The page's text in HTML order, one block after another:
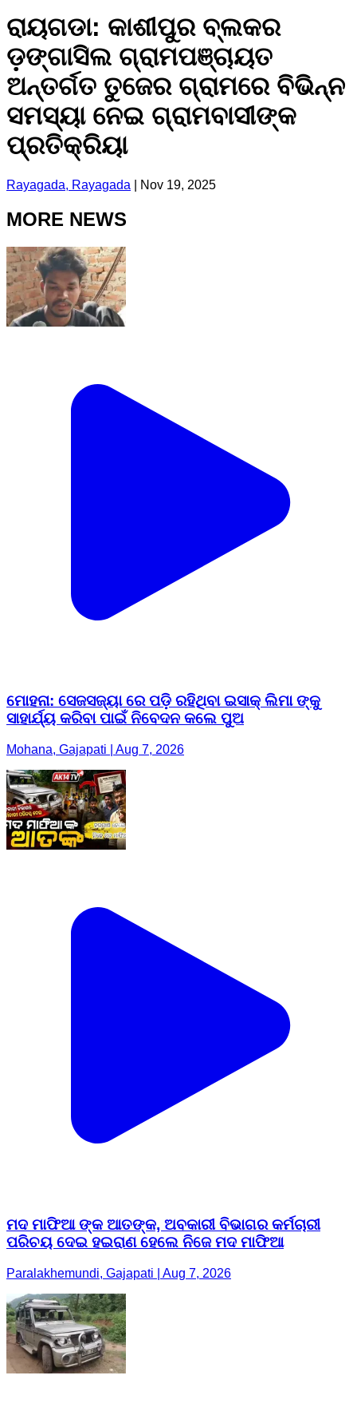
ରାୟଗଡା: କାଶୀପୁର ବ୍ଲକର
ଡ଼ଙ୍ଗାସିଲ ଗ୍ରାମପଞ୍ଚାୟତ
ଅନ୍ତର୍ଗତ ତୁଜେର ଗ୍ରାମରେ ବିଭିନ୍ନ
ସମସ୍ୟା ନେଇ ଗ୍ରାମବାସୀଙ୍କ
ପ୍ରତିକ୍ରିୟା
Rayagada, Rayagada Nov 19, 2025
MORE NEWS
ମୋହନା: ସେଜସଜ୍ୟା ରେ ପଡ଼ି ରହିଥିବା ଇସାକ୍ ଲିମା ଙ୍କୁ
ସାହାର୍ଯ୍ୟ କରିବା ପାଇଁ ନିବେଦନ କଲେ ପୁଅ
Mohana, Gajapati | Aug 7, 2026
ମଦ ମାଫିଆ ଙ୍କ ଆତଙ୍କ, ଅବକାରୀ ବିଭାଗର କର୍ମଚାରୀ
ପରିଚୟ ଦେଇ ହଇରାଣ ହେଲେ ନିଜେ ମଦ ମାଫିଆ
Paralakhemundi, Gajapati | Aug 7, 2026